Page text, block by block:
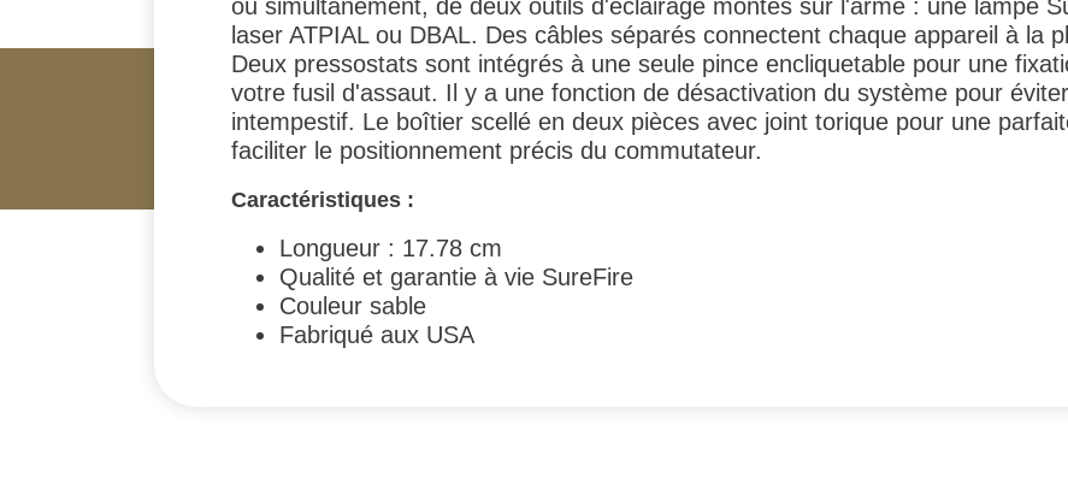
ou simultanément, de deux outils d'éclairage montés sur l'arme : une lampe
laser ATPIAL ou DBAL. Des câbles séparés connectent chaque appareil à la
Deux pressostats sont intégrés à une seule pince encliquetable pour une
votre fusil d'assaut. Il y a une fonction de désactivation du système pour
intempestif. Le boîtier scellé en deux pièces avec joint torique pour une
faciliter le positionnement précis du commutateur.
Caractéristiques :
Longueur : 17.78 cm
Qualité et garantie à vie SureFire
Couleur sable
Fabriqué aux USA